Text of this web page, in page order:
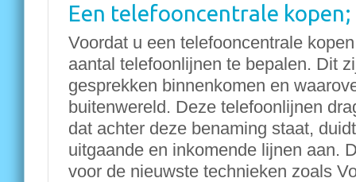
Een telefooncentrale kopen;
Voordat u een telefooncentrale
aantal telefoonlijnen te bepalen. Dit
gesprekken binnenkomen en
buitenwereld. Deze telefoonlijnen
dat achter deze benaming staat,
uitgaande en inkomende lijnen aan.
voor de nieuwste technieken zoals